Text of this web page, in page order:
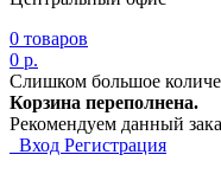
0 товаров
0 р.
Слишком большое
Корзина переполнена.
Рекомендуем данный
Вход Регистрация